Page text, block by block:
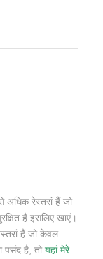
अधिक रेस्तरां हैं जो
है इसलिए खाएं।
हैं जो केवल
पसंद है, तो यहां मेरे